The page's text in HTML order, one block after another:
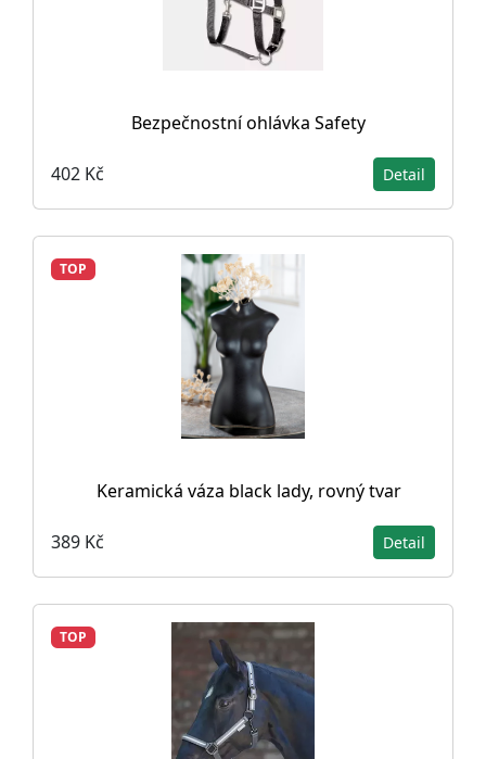
Bezpečnostní ohlávka Safety
402 Kč Detail
TOP
Keramická váza black lady, rovný tvar
389 Kč Detail
TOP